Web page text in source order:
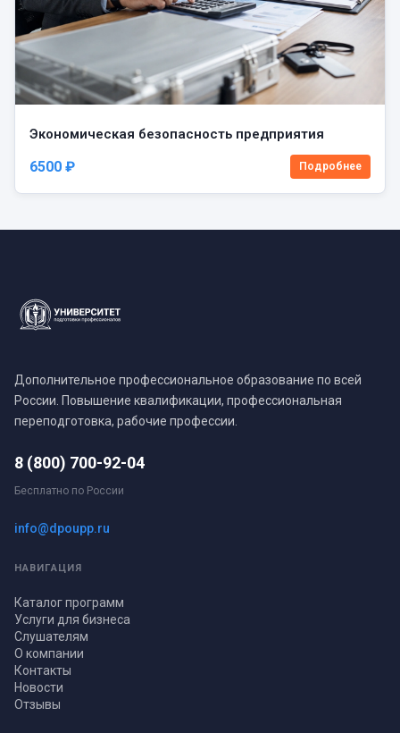
Экономическая безопасность предприятия
6500 ₽ Подробнее
Дополнительное профессиональное образование по всей
России. Повышение квалификации, профессиональная
переподготовка, рабочие профессии.
8 (800) 700-92-04
Бесплатно по России
info@dpoupp.ru
НАВИГАЦИЯ
Каталог программ
Услуги для бизнеса
Слушателям
О компании
Контакты
Новости
Отзывы